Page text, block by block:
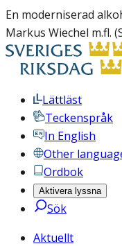
En moderniserad
Markus Wiechel m.fl.
Lättläst
Teckenspråk
In English
Other
Ordbok
Aktivera lyssna
Sök
Aktuellt